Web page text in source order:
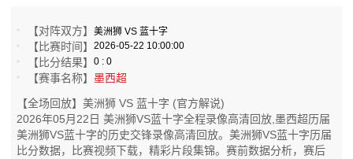
【对阵双方】美洲狮 VS 蓝十字
【比赛时间】2026-05-22 10:00:00
【比分结果】0 : 0
【赛事名称】墨西超
【全场回放】美洲狮 VS 蓝十字 (官方解说)
2026年05月22日 美洲狮VS蓝十字全程录像高清回放,墨西超历届
美洲狮VS蓝十字的历史交锋录像高清回放。美洲狮VS蓝十字历届
比分数据，比赛视频下载，精彩片段集锦。赛前数据分析，赛后